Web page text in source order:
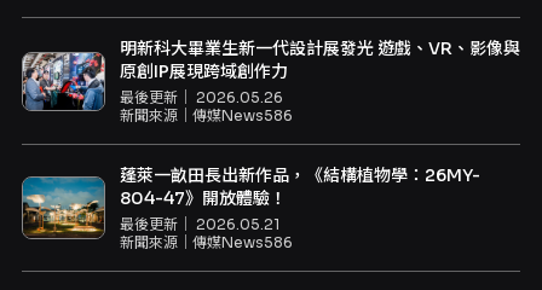
明新科大畢業生新一代設計展發光 遊戲、VR、影像與
原創IP展現跨域創作力
最後更新｜ 2026.05.26
新聞來源｜ 傳媒News586
蓬萊一畝田長出新作品，《結構植物學：26MY-
804-47》開放體驗！
最後更新｜ 2026.05.21
新聞來源｜ 傳媒News586